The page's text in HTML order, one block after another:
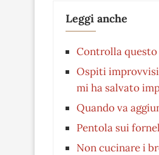
Leggi anche
Controlla
Ospiti improvvisi
mi ha salvato
Quando va
Pentola sui
Non cucinare i